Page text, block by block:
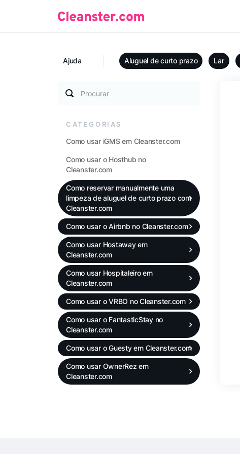
Ajuda Aluguel de curto prazo Lar
Procurar
CATEGORIAS
Como usar iGMS em Cleanster.com
Como usar o Hosthub no
Cleanster.com
Como reservar manualmente uma
limpeza de aluguel de curto prazo com
Cleanster.com
Como usar o Airbnb no Cleanster.com
Como usar Hostaway em
Cleanster.com
Como usar Hospitaleiro em
Cleanster.com
Como usar o VRBO no Cleanster.com
Como usar o FantasticStay no
Cleanster.com
Como usar o Guesty em Cleanster.com
Como usar OwnerRez em
Cleanster.com